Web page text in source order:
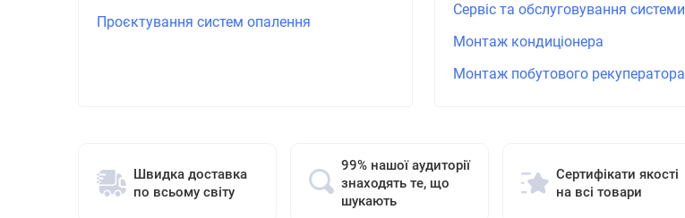
Проєктування систем опалення
Сервіс та обслуговування системи
Монтаж кондиціонера
Монтаж побутового рекуператора
Швидка доставка
по всьому світу
99% нашої аудиторії
знаходять те, що
шукають
Сертифікати якості
на всі товари